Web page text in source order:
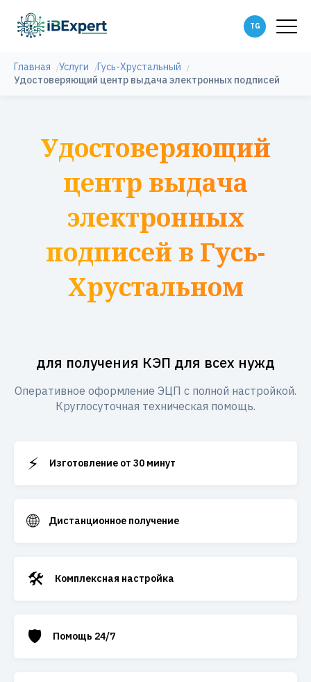
Главная Услуги
Гусь-Хрустальный
Удостоверяющий центр выдача электронных подписей
Удостоверяющий
центр выдача
электронных
подписей в Гусь-
Хрустальном
для получения КЭП для всех нужд
Оперативное оформление ЭЦП с полной настройкой.
Круглосуточная техническая помощь.
⚡ Изготовление от 30 минут
🌐 Дистанционное получение
🛠️ Комплексная настройка
🛡️ Помощь 24/7